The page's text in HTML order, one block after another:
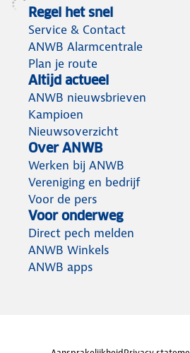
Regel het snel
Service & Contact
ANWB Alarmcentrale
Plan je route
Altijd actueel
ANWB nieuwsbrieven
Kampioen
Nieuwsoverzicht
Over ANWB
Werken bij ANWB
Vereniging en bedrijf
Voor de pers
Voor onderweg
Direct pech melden
ANWB Winkels
ANWB apps